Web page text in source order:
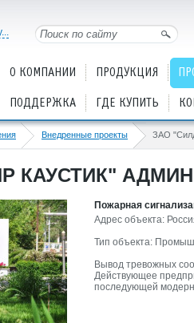
О КОМПАНИИ ПРОДУКЦИЯ
ПОДДЕРЖКА ГДЕ КУПИТЬ
Внедренные проекты
КАУСТИК"
Пожарная
Адрес объекта:
Тип объекта:
Вывод тревожных
Действующее
последующей